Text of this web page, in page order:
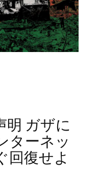
明 ガザに
ターネッ
回復せよ